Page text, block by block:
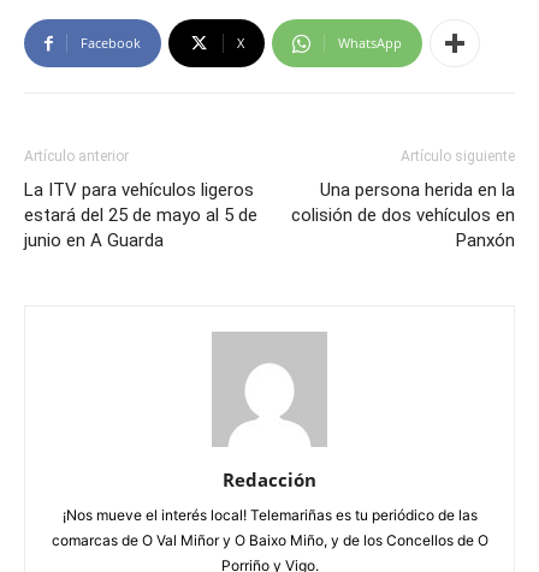
Facebook X WhatsApp
Artículo anterior
La ITV para vehículos ligeros
estará del 25 de mayo al 5 de
junio en A Guarda
Artículo siguiente
Una persona herida en la
colisión de dos vehículos en
Panxón
Redacción
¡Nos mueve el interés local! Telemariñas es tu periódico de las
comarcas de O Val Miñor y O Baixo Miño, y de los Concellos de O
Porriño y Vigo.